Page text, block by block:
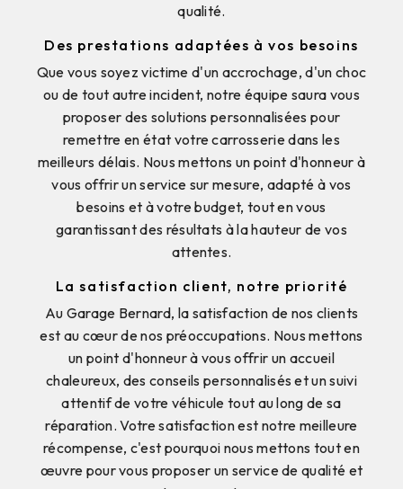
qualité.
Des prestations adaptées à vos besoins
Que vous soyez victime d'un accrochage, d'un choc
ou de tout autre incident, notre équipe saura vous
proposer des solutions personnalisées pour
remettre en état votre carrosserie dans les
meilleurs délais. Nous mettons un point d'honneur à
vous offrir un service sur mesure, adapté à vos
besoins et à votre budget, tout en vous
garantissant des résultats à la hauteur de vos
attentes.
La satisfaction client, notre priorité
Au Garage Bernard, la satisfaction de nos clients
est au cœur de nos préoccupations. Nous mettons
un point d'honneur à vous offrir un accueil
chaleureux, des conseils personnalisés et un suivi
attentif de votre véhicule tout au long de sa
réparation. Votre satisfaction est notre meilleure
récompense, c'est pourquoi nous mettons tout en
œuvre pour vous proposer un service de qualité et